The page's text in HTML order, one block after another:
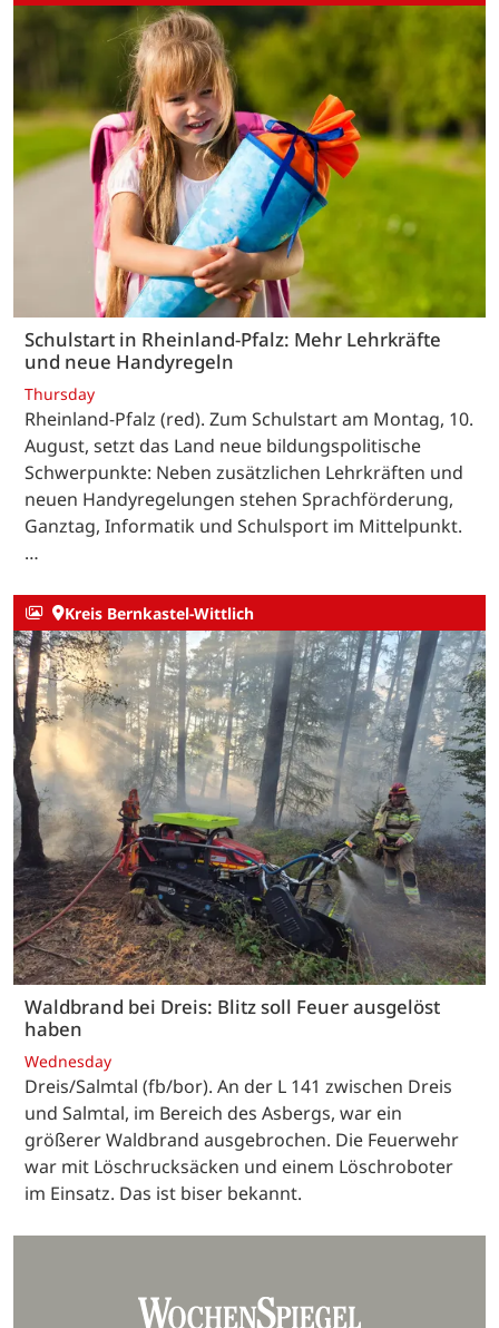
Schulstart in Rheinland-Pfalz: Mehr Lehrkräfte
und neue Handyregeln
Thursday
Rheinland-Pfalz (red). Zum Schulstart am Montag, 10.
August, setzt das Land neue bildungspolitische
Schwerpunkte: Neben zusätzlichen Lehrkräften und
neuen Handyregelungen stehen Sprachförderung,
Ganztag, Informatik und Schulsport im Mittelpunkt.
…
Kreis Bernkastel-Wittlich
Waldbrand bei Dreis: Blitz soll Feuer ausgelöst
haben
Wednesday
Dreis/Salmtal (fb/bor). An der L 141 zwischen Dreis
und Salmtal, im Bereich des Asbergs, war ein
größerer Waldbrand ausgebrochen. Die Feuerwehr
war mit Löschrucksäcken und einem Löschroboter
im Einsatz. Das ist biser bekannt.